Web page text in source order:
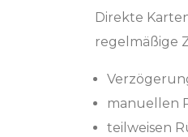
Direkte
regelmäßige
manuellen
teilweisen